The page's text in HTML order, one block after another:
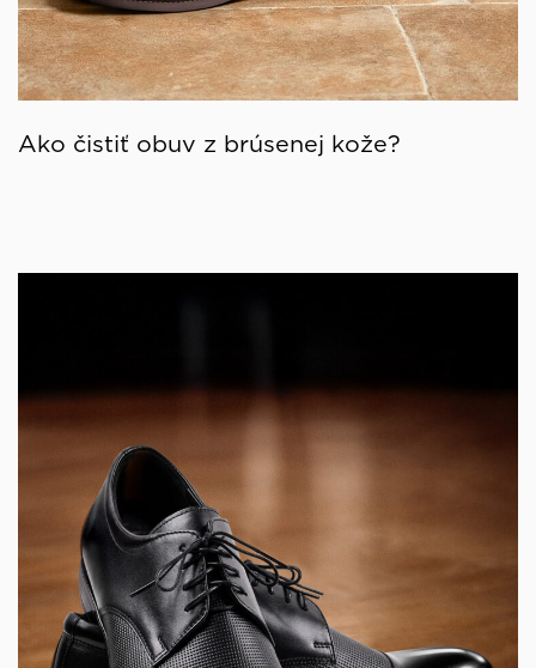
Ako čistiť obuv z brúsenej kože?